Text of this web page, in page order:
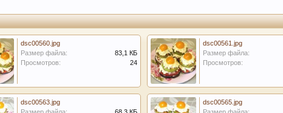
dsc00560.jpg
Размер файла:
83,1 КБ
Просмотров:
24
dsc00561.jpg
Размер файла:
Просмотров:
dsc00563.jpg
dsc00565.jpg